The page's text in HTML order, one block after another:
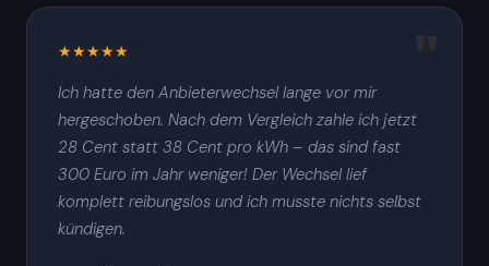
★★★★★
Ich hatte den Anbieterwechsel lange vor mir
hergeschoben. Nach dem Vergleich zahle ich jetzt
28 Cent statt 38 Cent pro kWh – das sind fast
300 Euro im Jahr weniger! Der Wechsel lief
komplett reibungslos und ich musste nichts selbst
kündigen.